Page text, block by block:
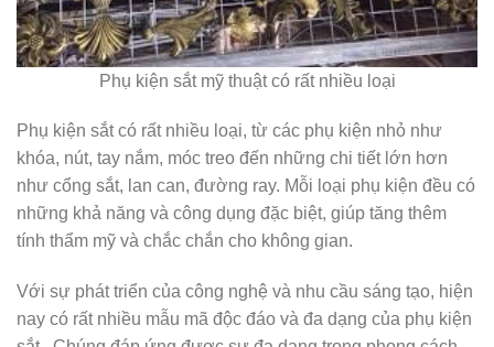
Phụ kiện sắt mỹ thuật có rất nhiều loại
Phụ kiện sắt có rất nhiều loại, từ các phụ kiện nhỏ như
khóa, nút, tay nắm, móc treo đến những chi tiết lớn hơn
như cổng sắt, lan can, đường ray. Mỗi loại phụ kiện đều có
những khả năng và công dụng đặc biệt, giúp tăng thêm
tính thẩm mỹ và chắc chắn cho không gian.
Với sự phát triển của công nghệ và nhu cầu sáng tạo, hiện
nay có rất nhiều mẫu mã độc đáo và đa dạng của phụ kiện